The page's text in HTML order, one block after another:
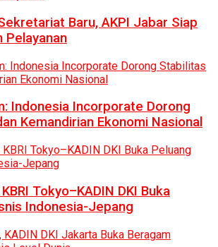
Baru, AKPI Jabar Siap
Pelayanan
Indonesia Incorporate Dorong
Kemandirian Ekonomi Nasional
Tokyo–KADIN DKI Buka
Indonesia-Jepang